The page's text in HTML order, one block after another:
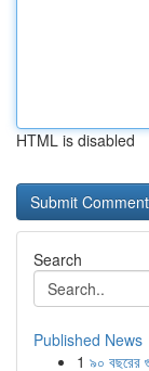
HTML is disabled
Search
Published News
1 ৯০ বছরের